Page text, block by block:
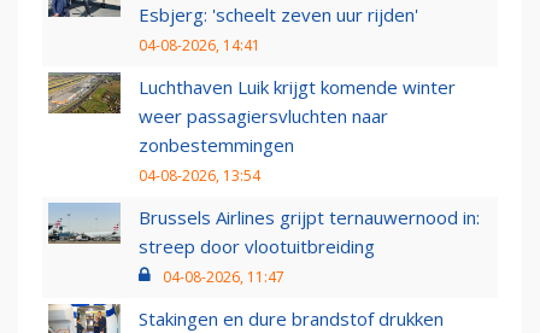
Esbjerg: 'scheelt zeven uur rijden'
04-08-2026, 14:41
Luchthaven Luik krijgt komende winter
weer passagiersvluchten naar
zonbestemmingen
04-08-2026, 13:54
Brussels Airlines grijpt ternauwernood in:
streep door vlootuitbreiding
04-08-2026, 11:47
Stakingen en dure brandstof drukken